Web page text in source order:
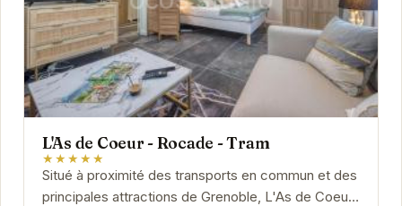
L'As de Coeur - Rocade - Tram
★★★★★
Situé à proximité des transports en commun et des
principales attractions de Grenoble, L'As de Coeur